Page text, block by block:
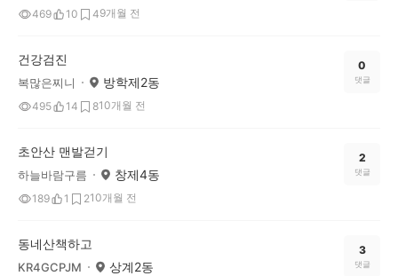
469 10 49개월 전
건강검진
복많은찌니 방학제2동
495 14 810개월 전
0
댓글
초안산 맨발걷기
하늘바람구름 창제4동
189 1 210개월 전
2
댓글
동네산책하고
KR4GCPJM 상계2동
3
댓글